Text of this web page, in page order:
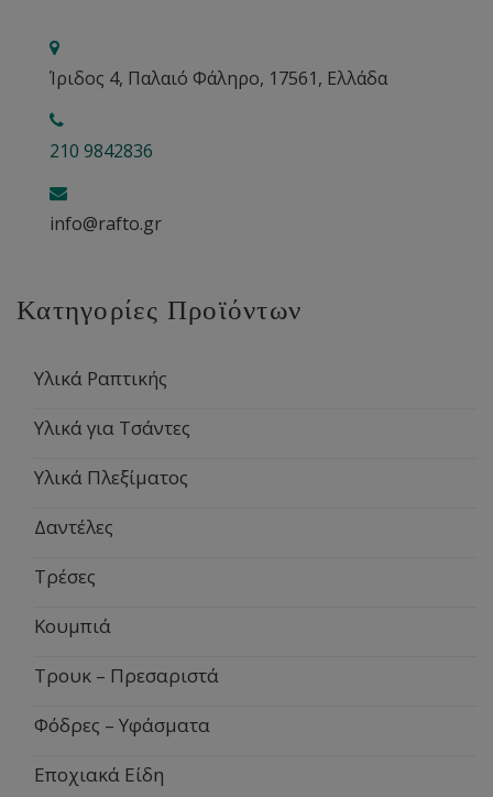
Ίριδος 4, Παλαιό Φάληρο, 17561, Ελλάδα
210 9842836
info@rafto.gr
Κατηγορίες Προϊόντων
Υλικά Ραπτικής
Υλικά για Τσάντες
Υλικά Πλεξίματος
Δαντέλες
Τρέσες
Κουμπιά
Τρουκ – Πρεσαριστά
Φόδρες – Υφάσματα
Εποχιακά Είδη